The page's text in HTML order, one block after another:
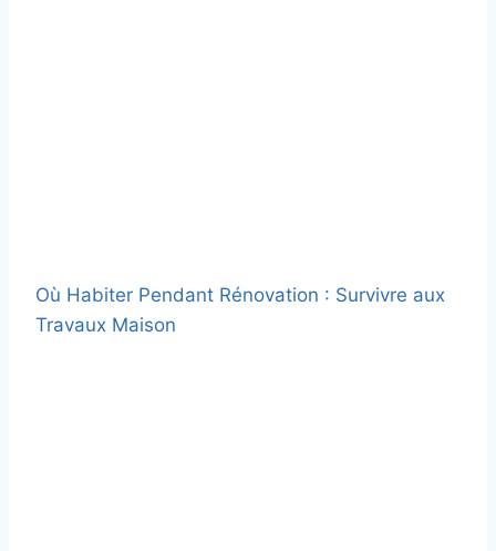
Où Habiter Pendant Rénovation : Survivre aux
Travaux Maison